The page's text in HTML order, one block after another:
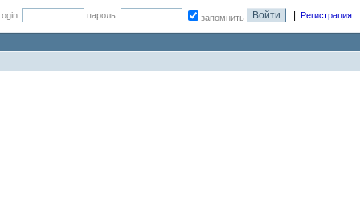
пароль: запомнить Регистрация